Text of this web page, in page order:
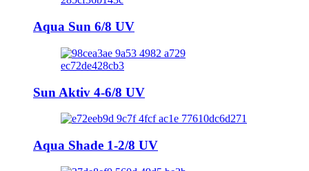
Aqua Sun 6/8 UV
Sun Aktiv 4-6/8 UV
Aqua Shade 1-2/8 UV